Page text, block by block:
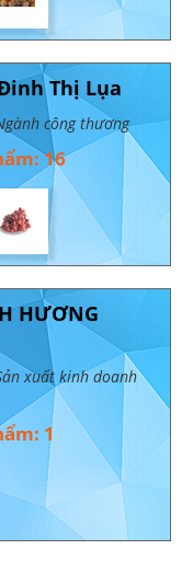
Thị Lụa
công thương
16
HƯƠNG
xuất kinh doanh
1